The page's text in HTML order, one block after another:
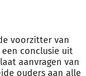
voorzitter van
conclusie uit
aanvragen van
ouders aan alle